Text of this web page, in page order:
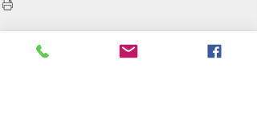
Смотреть все